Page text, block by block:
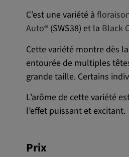
C’est une variété à
Auto® (SWS38) et la Black
Cette variété montre dès
entourée de multiples
grande taille. Certains
L’arôme de cette variété
l’effet puissant et excitant.
Prix